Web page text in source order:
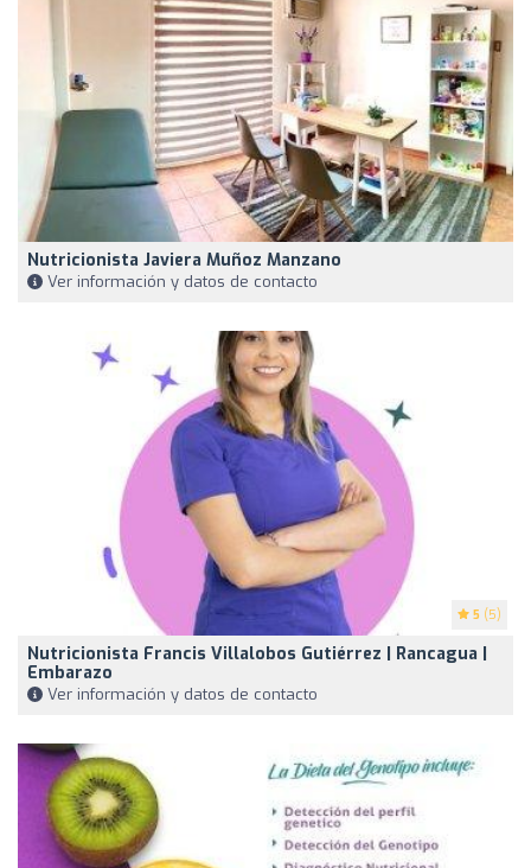
Nutricionista Javiera Muñoz Manzano
Ver información y datos de contacto
5 (5)
Nutricionista Francis Villalobos Gutiérrez | Rancagua |
Embarazo
Ver información y datos de contacto